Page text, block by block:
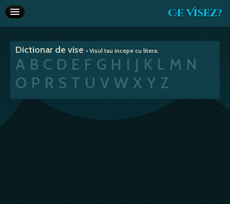
Ce Visez?
Interpretare vise
Articole
Va recomandam
Dictionar de vise • Visul tau incepe cu litera:
A B C D E F G H I J K L M N
O P R S T U V W X Y Z